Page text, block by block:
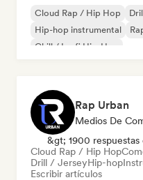
Cloud Rap / Hip Hop
Hip-hop instrumental
Chill / Lo-fi Hip-Hop
Rap Urban
Medios De
&gt; 1900 respuestas
Cloud Rap / Hip Hop
Drill / JerseyHip-hop
Escribir artículos